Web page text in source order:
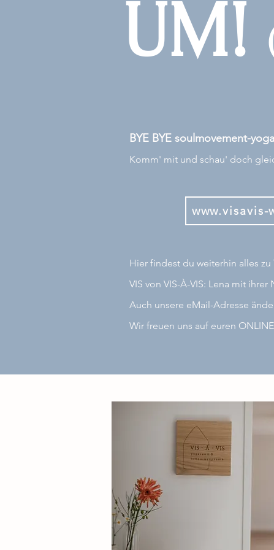
UM!
BYE BYE soulmovement-
Komm' mit und schau' doch
Hier findest du weiterhin alles
VIS von VIS-À-VIS: Lena mit ihrer
Auch unsere eMail-Adresse
Wir freuen uns auf euren